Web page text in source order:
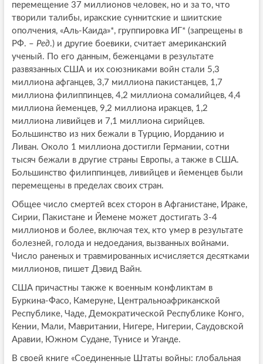
перемещение 37 миллионов человек, но и за то, что
творили талибы, иракские суннитские и шиитские
ополчения, «Аль-Каида»*, группировка ИГ* (запрещены в
РФ. – Ред.) и другие боевики, считает американский
ученый. По его данным, беженцами в результате
развязанных США и их союзниками войн стали 5,3
миллиона афганцев, 3,7 миллиона пакистанцев, 1,7
миллиона филиппинцев, 4,2 миллиона сомалийцев, 4,4
миллиона йеменцев, 9,2 миллиона иракцев, 1,2
миллиона ливийцев и 7,1 миллиона сирийцев.
Большинство из них бежали в Турцию, Иорданию и
Ливан. Около 1 миллиона достигли Германии, сотни
тысяч бежали в другие страны Европы, а также в США.
Большинство филиппинцев, ливийцев и йеменцев были
перемещены в пределах своих стран.
Общее число смертей всех сторон в Афганистане, Ираке,
Сирии, Пакистане и Йемене может достигать 3-4
миллионов и более, включая тех, кто умер в результате
болезней, голода и недоедания, вызванных войнами.
Число раненых и травмированных исчисляется десятками
миллионов, пишет Дэвид Вайн.
США причастны также к военным конфликтам в
Буркина-Фасо, Камеруне, Центральноафриканской
Республике, Чаде, Демократической Республике Конго,
Кении, Мали, Мавритании, Нигере, Нигерии, Саудовской
Аравии, Южном Судане, Тунисе и Уганде.
В своей книге «Соединенные Штаты войны: глобальная